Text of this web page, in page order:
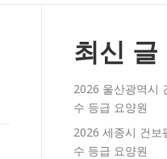
최신 글
2026 울산광역시
수 등급 요양원
2026 세종시 건보
수 등급 요양원